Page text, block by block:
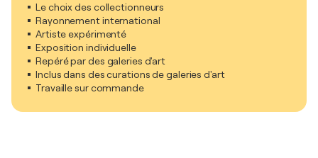
Le choix des collectionneurs
Rayonnement international
Artiste expérimenté
Exposition individuelle
Repéré par des galeries d'art
Inclus dans des curations de galeries d'art
Travaille sur commande